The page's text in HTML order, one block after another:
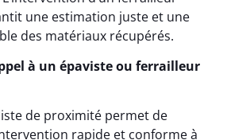
une estimation juste et une
des matériaux récupérés.
à un épaviste ou ferrailleur
de proximité permet de
rapide et conforme à